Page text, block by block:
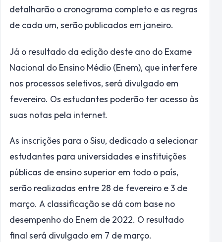
detalharão o cronograma completo e as regras
de cada um, serão publicados em janeiro.
Já o resultado da edição deste ano do Exame
Nacional do Ensino Médio (Enem), que interfere
nos processos seletivos, será divulgado em
fevereiro. Os estudantes poderão ter acesso às
suas notas pela internet.
As inscrições para o Sisu, dedicado a selecionar
estudantes para universidades e instituições
públicas de ensino superior em todo o país,
serão realizadas entre 28 de fevereiro e 3 de
março. A classificação se dá com base no
desempenho do Enem de 2022. O resultado
final será divulgado em 7 de março.